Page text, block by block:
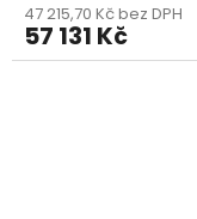
47 215,70 Kč bez DPH
57 131 Kč